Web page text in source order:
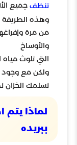
تنظف جميع
وهذه الطريقة
من مرة
والأوساخ
التي تلوث
ولكن مع وجود
نسلمك الخزان
لماذا يتم
ببريده